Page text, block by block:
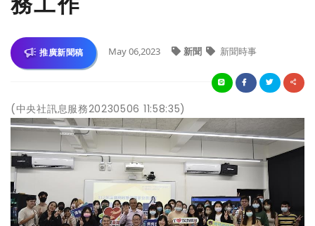
推廣新聞稿 May 06,2023 新聞 新聞時事
(中央社訊息服務20230506 11:58:35)